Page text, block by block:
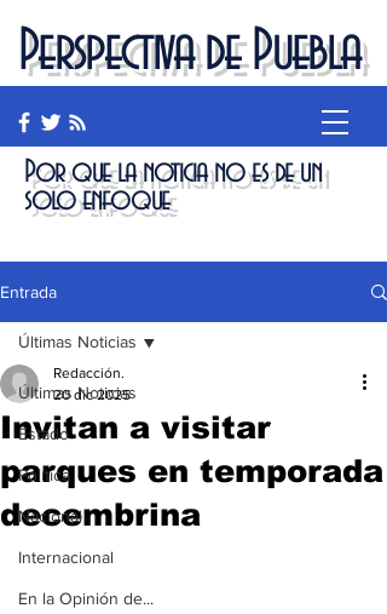
Perspectiva de Puebla
Por que la noticia no es de un
solo enfoque
Entrada
Últimas Noticias
Estado
Política
Nacional
Internacional
En la Opinión de...
Últimas Noticias
Invitan a visitar
parques en temporada
decembrina
Redacción.
20 dic 2025